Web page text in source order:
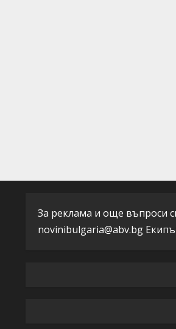
За реклама и още въпроси
novinibulgaria@abv.bg